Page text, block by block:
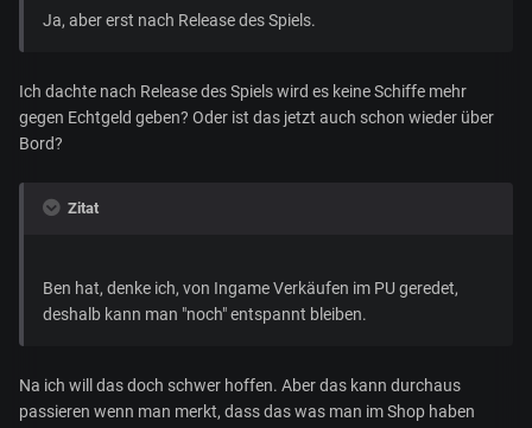
Ja, aber erst nach Release des Spiels.
Ich dachte nach Release des Spiels wird es keine Schiffe mehr
gegen Echtgeld geben? Oder ist das jetzt auch schon wieder über
Bord?
Zitat
Ben hat, denke ich, von Ingame Verkäufen im PU geredet,
deshalb kann man "noch" entspannt bleiben.
Na ich will das doch schwer hoffen. Aber das kann durchaus
passieren wenn man merkt, dass das was man im Shop haben